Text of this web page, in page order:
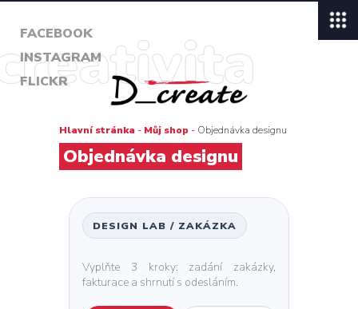
FACEBOOK
INSTAGRAM
FLICKR
Hlavní stránka- Můj shop - Objednávka designu
Objednávka designu
DESIGN LAB / ZAKÁZKA
Vyplňte 3 kroky: zadání zakázky,
fakturace a shrnutí s odesláním.